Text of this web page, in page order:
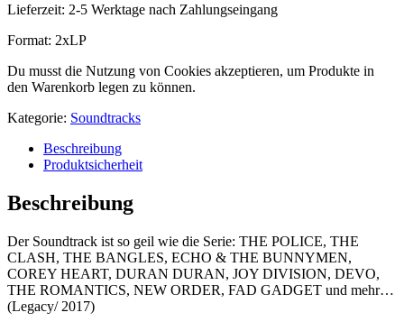
Lieferzeit: 2-5 Werktage nach Zahlungseingang
Format: 2xLP
Du musst die Nutzung von Cookies akzeptieren, um Produkte in
den Warenkorb legen zu können.
Kategorie: Soundtracks
Beschreibung
Produktsicherheit
Beschreibung
Der Soundtrack ist so geil wie die Serie: THE POLICE, THE
CLASH, THE BANGLES, ECHO & THE BUNNYMEN,
COREY HEART, DURAN DURAN, JOY DIVISION, DEVO,
THE ROMANTICS, NEW ORDER, FAD GADGET und mehr…
(Legacy/ 2017)